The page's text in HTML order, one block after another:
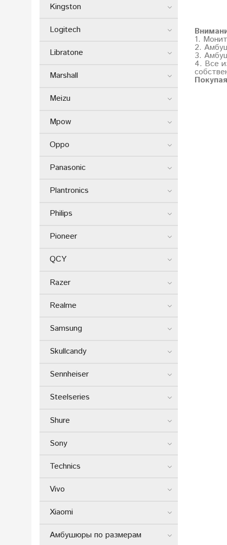
1.
2.
3.
4. Все
Kingston
Logitech
Libratone
Marshall
Meizu
Mpow
Oppo
Panasonic
Plantronics
Philips
Pioneer
QCY
Razer
Realme
Samsung
Skullcandy
Sennheiser
Steelseries
Shure
Sony
Technics
Vivo
Xiaomi
Амбушюры по размерам